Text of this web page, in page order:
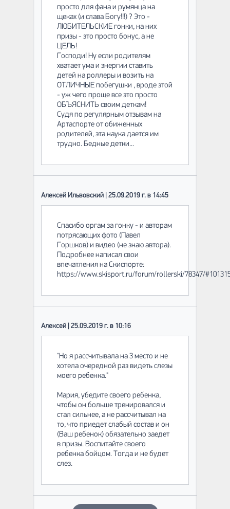
просто для фана и румянца на
щеках (и слава Богу!!!) ? Это -
ЛЮБИТЕЛЬСКИЕ гонки, на них
призы - это просто бонус, а не
ЦЕЛЬ!
Господи! Ну если родителям
хватает ума и энергии ставить
детей на роллеры и возить на
ОТЛИЧНЫЕ побегушки , вроде этой
- уж чего проще все это просто
ОБЪЯСНИТЬ своим деткам!
Судя по регулярным отзывам на
Артаспорте от обиженных
родителей, эта наука дается им
трудно. Бедные детки...
Алексей Ильвовский | 25.09.2019 г. в 14:45
Спасибо оргам за гонку - и авторам
потрясающих фото (Павел
Горшков) и видео (не знаю автора).
Подробнее написал свои
впечатления на Скиспорте:
https://www.skisport.ru/forum/rollerski/78347/
Алексей | 25.09.2019 г. в 10:16
"Но я рассчитывала на 3 место и не
хотела очередной раз видеть слезы
моего ребенка."
Мария, убедите своего ребенка,
чтобы он больше тренировался и
стал сильнее, а не рассчитывал на
то, что приедет слабый состав и он
(Ваш ребенок) обязательно заедет
в призы. Воспитайте своего
ребенка бойцом. Тогда и не будет
слез.